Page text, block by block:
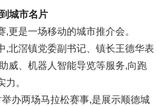
城市名片
,更是一场移动的城市推介会。
,北滘镇党委副书记、镇长王德华表
威、机器人智能导览等服务,向跑
力。
办两场马拉松赛事,是展示顺德城